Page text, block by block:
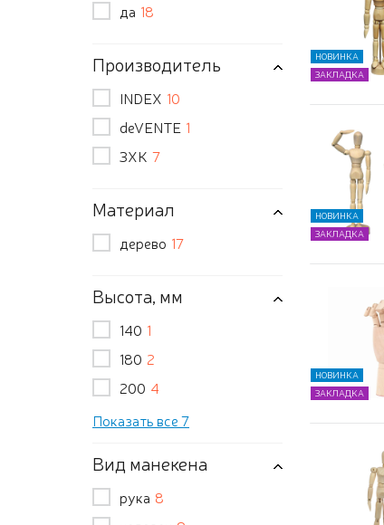
да 18
Производитель
INDEX 10
deVENTE 1
ЗХК 7
Материал
дерево 17
Высота, мм
140 1
180 2
200 4
Показать все 7
Вид манекена
рука 8
НОВИНКА
ЗАКЛАДКА
НОВИНКА
ЗАКЛАДКА
НОВИНКА
ЗАКЛАДКА